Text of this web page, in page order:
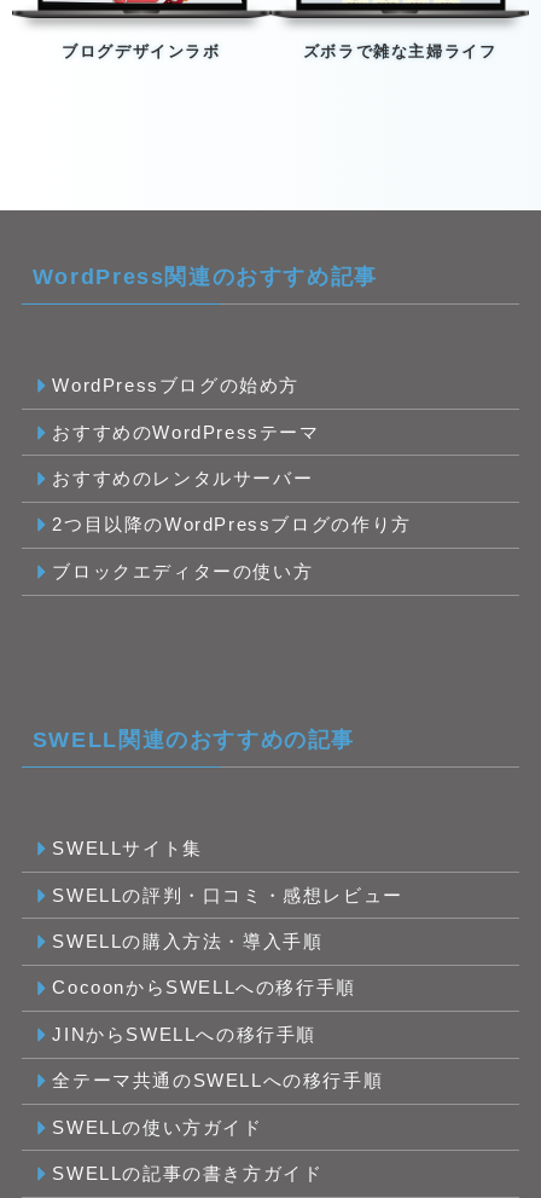
ブログデザインラボ ズボラで雑な主婦ライフ
WordPress関連のおすすめ記事
WordPressブログの始め方
おすすめのWordPressテーマ
おすすめのレンタルサーバー
2つ目以降のWordPressブログの作り方
ブロックエディターの使い方
SWELL関連のおすすめの記事
SWELLサイト集
SWELLの評判・口コミ・感想レビュー
SWELLの購入方法・導入手順
CocoonからSWELLへの移行手順
JINからSWELLへの移行手順
全テーマ共通のSWELLへの移行手順
SWELLの使い方ガイド
SWELLの記事の書き方ガイド